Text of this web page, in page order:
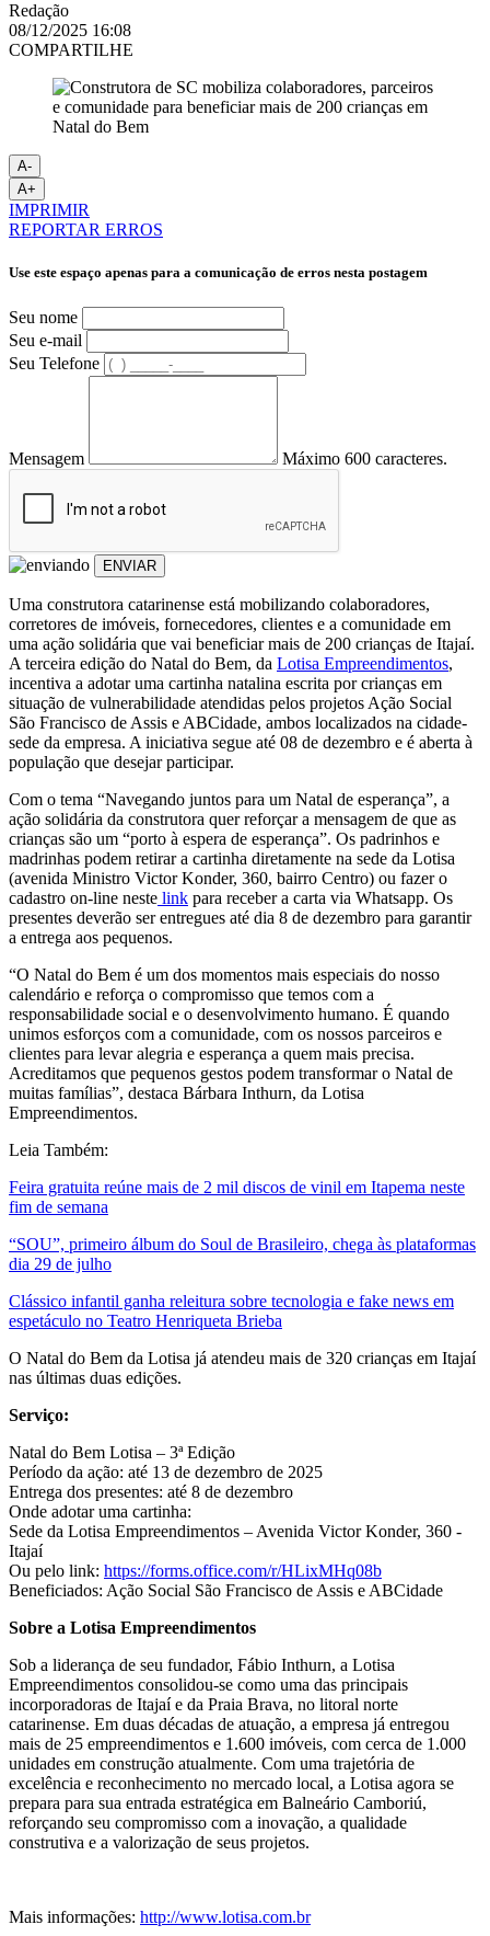
Redação
08/12/2025 16:08
COMPARTILHE
A-
A+
IMPRIMIR
REPORTAR ERROS
Use este espaço apenas para a comunicação de erros nesta postagem
Seu nome
Seu e-mail
Seu Telefone
Mensagem Máximo 600 caracteres.
ENVIAR
Uma construtora catarinense está mobilizando colaboradores,
corretores de imóveis, fornecedores, clientes e a comunidade em
uma ação solidária que vai beneficiar mais de 200 crianças de Itajaí.
A terceira edição do Natal do Bem, da Lotisa Empreendimentos,
incentiva a adotar uma cartinha natalina escrita por crianças em
situação de vulnerabilidade atendidas pelos projetos Ação Social
São Francisco de Assis e ABCidade, ambos localizados na cidade-
sede da empresa. A iniciativa segue até 08 de dezembro e é aberta à
população que desejar participar.
Com o tema “Navegando juntos para um Natal de esperança”, a
ação solidária da construtora quer reforçar a mensagem de que as
crianças são um “porto à espera de esperança”. Os padrinhos e
madrinhas podem retirar a cartinha diretamente na sede da Lotisa
(avenida Ministro Victor Konder, 360, bairro Centro) ou fazer o
cadastro on-line neste link para receber a carta via Whatsapp. Os
presentes deverão ser entregues até dia 8 de dezembro para garantir
a entrega aos pequenos.
“O Natal do Bem é um dos momentos mais especiais do nosso
calendário e reforça o compromisso que temos com a
responsabilidade social e o desenvolvimento humano. É quando
unimos esforços com a comunidade, com os nossos parceiros e
clientes para levar alegria e esperança a quem mais precisa.
Acreditamos que pequenos gestos podem transformar o Natal de
muitas famílias”, destaca Bárbara Inthurn, da Lotisa
Empreendimentos.
Leia Também:
Feira gratuita reúne mais de 2 mil discos de vinil em Itapema neste
fim de semana
“SOU”, primeiro álbum do Soul de Brasileiro, chega às plataformas
dia 29 de julho
Clássico infantil ganha releitura sobre tecnologia e fake news em
espetáculo no Teatro Henriqueta Brieba
O Natal do Bem da Lotisa já atendeu mais de 320 crianças em Itajaí
nas últimas duas edições.
Serviço:
Natal do Bem Lotisa – 3ª Edição
Período da ação: até 13 de dezembro de 2025
Entrega dos presentes: até 8 de dezembro
Onde adotar uma cartinha:
Sede da Lotisa Empreendimentos – Avenida Victor Konder, 360 -
Itajaí
Ou pelo link: https://forms.office.com/r/HLixMHq08b
Beneficiados: Ação Social São Francisco de Assis e ABCidade
Sobre a Lotisa Empreendimentos
Sob a liderança de seu fundador, Fábio Inthurn, a Lotisa
Empreendimentos consolidou-se como uma das principais
incorporadoras de Itajaí e da Praia Brava, no litoral norte
catarinense. Em duas décadas de atuação, a empresa já entregou
mais de 25 empreendimentos e 1.600 imóveis, com cerca de 1.000
unidades em construção atualmente. Com uma trajetória de
excelência e reconhecimento no mercado local, a Lotisa agora se
prepara para sua entrada estratégica em Balneário Camboriú,
reforçando seu compromisso com a inovação, a qualidade
construtiva e a valorização de seus projetos.
Mais informações: http://www.lotisa.com.br